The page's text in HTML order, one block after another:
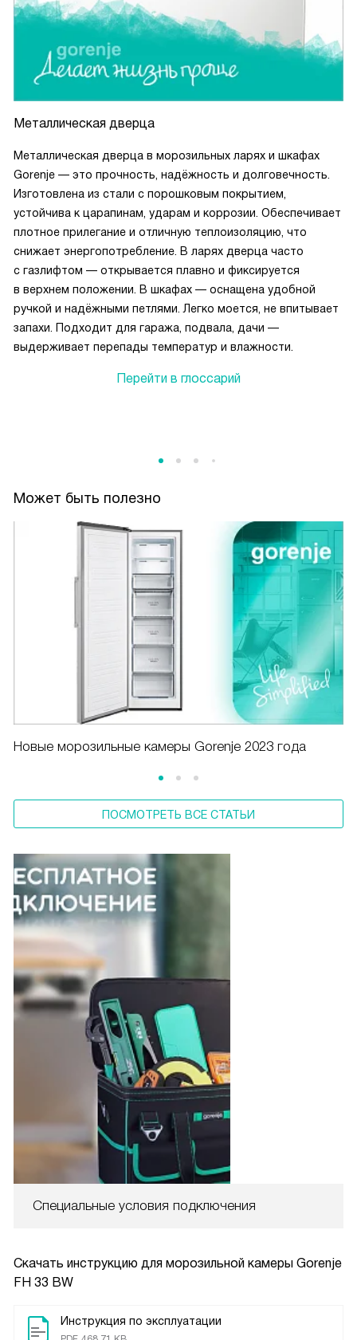
Специальные условия подключения
Скачать инструкцию для морозильной камеры Gorenje
FH 33 BW
Инструкция по эксплуатации
Металлическая дверца
Металлическая дверца в морозильных ларях и шкафах
Gorenje — это прочность, надёжность и долговечность.
Изготовлена из стали с порошковым покрытием,
устойчива к царапинам, ударам и коррозии. Обеспечивает
плотное прилегание и отличную теплоизоляцию, что
снижает энергопотребление. В ларях дверца часто
с газлифтом — открывается плавно и фиксируется
в верхнем положении. В шкафах — оснащена удобной
ручкой и надёжными петлями. Легко моется, не впитывает
запахи. Подходит для гаража, подвала, дачи —
выдерживает перепады температур и влажности.
Перейти в глоссарий
Может быть полезно
Новые морозильные камеры Gorenje 2023 года
ПОСМОТРЕТЬ ВСЕ СТАТЬИ